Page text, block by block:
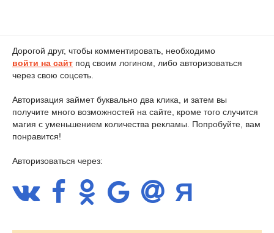
Дорогой друг, чтобы комментировать, необходимо
войти на сайт под своим логином, либо авторизоваться
через свою соцсеть.
Авторизация займет буквально два клика, и затем вы
получите много возможностей на сайте, кроме того случится
магия с уменьшением количества рекламы. Попробуйте, вам
понравится!
Авторизоваться через: